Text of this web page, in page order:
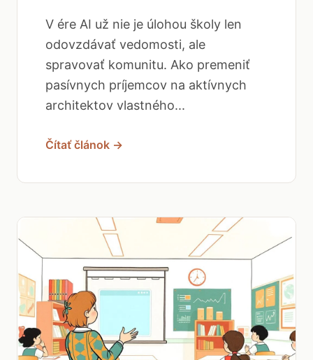
V ére AI už nie je úlohou školy len
odovzdávať vedomosti, ale
spravovať komunitu. Ako premeniť
pasívnych príjemcov na aktívnych
architektov vlastného...
Čítať článok →